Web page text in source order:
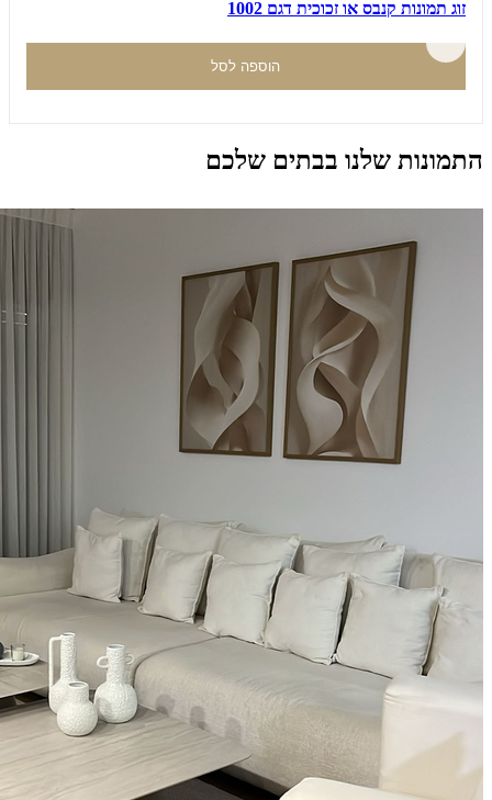
זוג תמונות קנבס או זכוכית דגם 1002
הוספה לסל
התמונות שלנו בבתים שלכם